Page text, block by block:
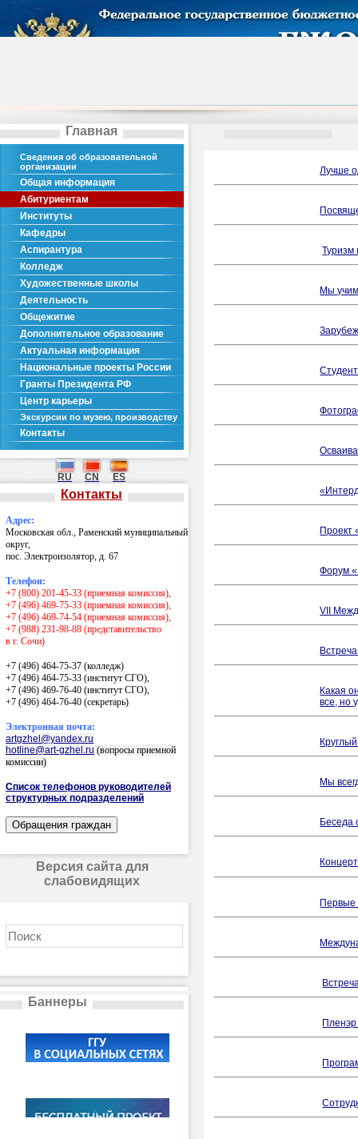
Главная
Сведения об образовательной
организации
Общая информация
Абитуриентам
Институты
Кафедры
Аспирантура
Колледж
Художественные школы
Деятельность
Общежитие
Дополнительное образование
Актуальная информация
Национальные проекты России
Гранты Президента РФ
Центр карьеры
Экскурсии по музею, производству
Контакты
RU CN ES
Контакты
Адрес:
Московская обл., Раменский муниципальный
округ,
пос. Электроизолятор, д. 67
Телефон:
+7 (800) 201-45-33 (приемная комиссия),
+7 (496) 469-75-33 (приемная комиссия),
+7 (496) 469-74-54 (приемная комиссия),
+7 (988) 231-98-88 (представительство
в г. Сочи)
+7 (496) 464-75-37 (колледж)
+7 (496) 464-75-33 (институт СГО),
+7 (496) 469-76-40 (институт СГО),
+7 (496) 464-76-40 (секретарь)
Электронная почта:
artgzhel@yandex.ru
hotline@art-gzhel.ru (вопросы приемной
комиссии)
Список телефонов руководителей
структурных подразделений
Версия сайта для
слабовидящих
Баннеры
Лучше
Туризм
Мы
Проект
Форум
VII
Какая
все, но
Мы
Беседа
Первые
Пленэр